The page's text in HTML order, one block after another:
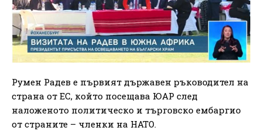
Румен Радев е първият държавен ръководител на
страна от ЕС, който посещава ЮАР след
наложеното политическо и търговско ембаргио
от страните – членки на НАТО.